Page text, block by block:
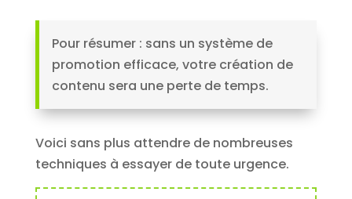
Pour résumer : sans un système de
promotion efficace, votre création de
contenu sera une perte de temps.
Voici sans plus attendre de nombreuses
techniques à essayer de toute urgence.